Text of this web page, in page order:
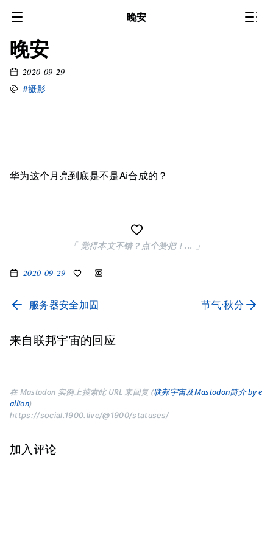
晚安
晚安
2020-09-29
#摄影
华为这个月亮到底是不是Ai合成的？
「 觉得本文不错？点个赞把！... 」
2020-09-29
服务器安全加固 节气·秋分
来自联邦宇宙的回应
在 Mastodon 实例上搜索此 URL 来回复 (联邦宇宙及Mastodon简介 by e
allion)
https://social.1900.live/@1900/statuses/
加入评论